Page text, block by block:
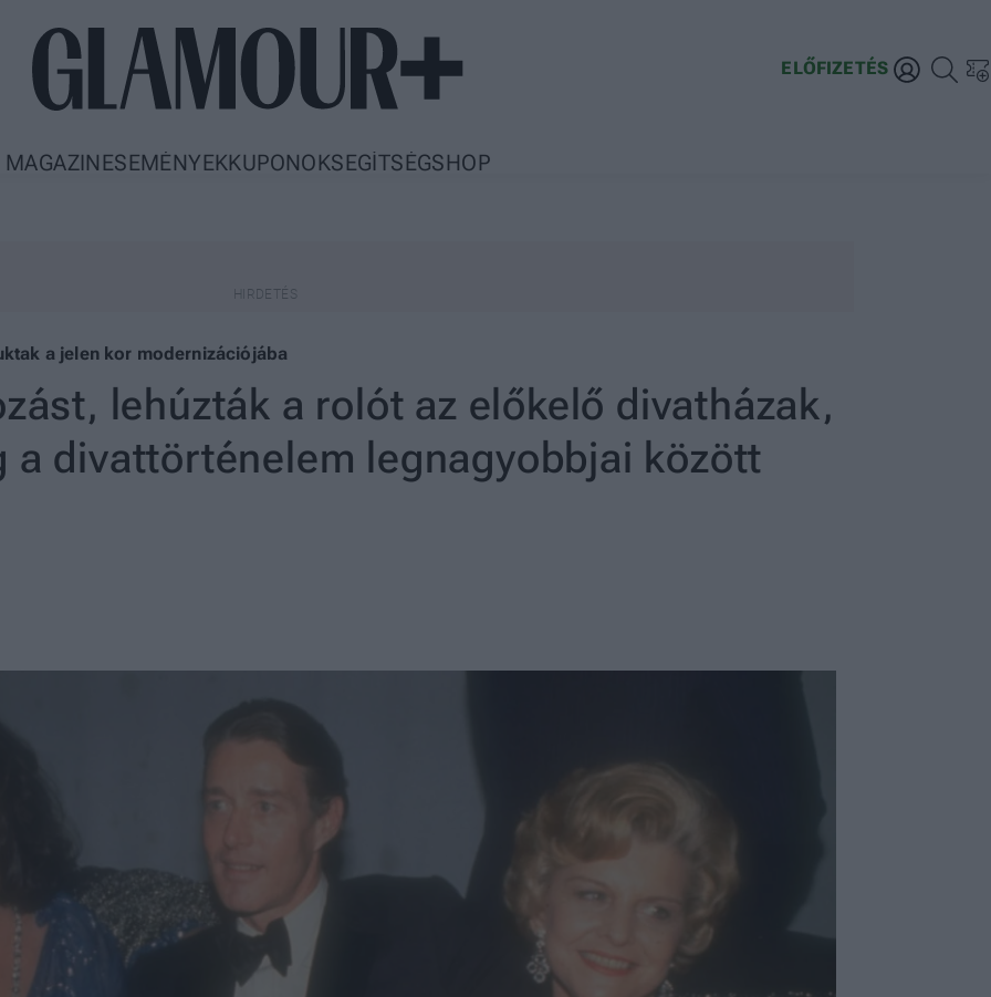
ELŐFIZETÉS
MAGAZIN ESEMÉNYEKKUPONOKSEGÍTSÉGSHOP
a jelen kor modernizációjába
lehúzták a rolót az előkelő divatházak,
a divattörténelem legnagyobbjai között